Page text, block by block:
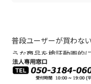
普段ユーザーが買わな
うな商品を検証動画的
させない工夫をしていま